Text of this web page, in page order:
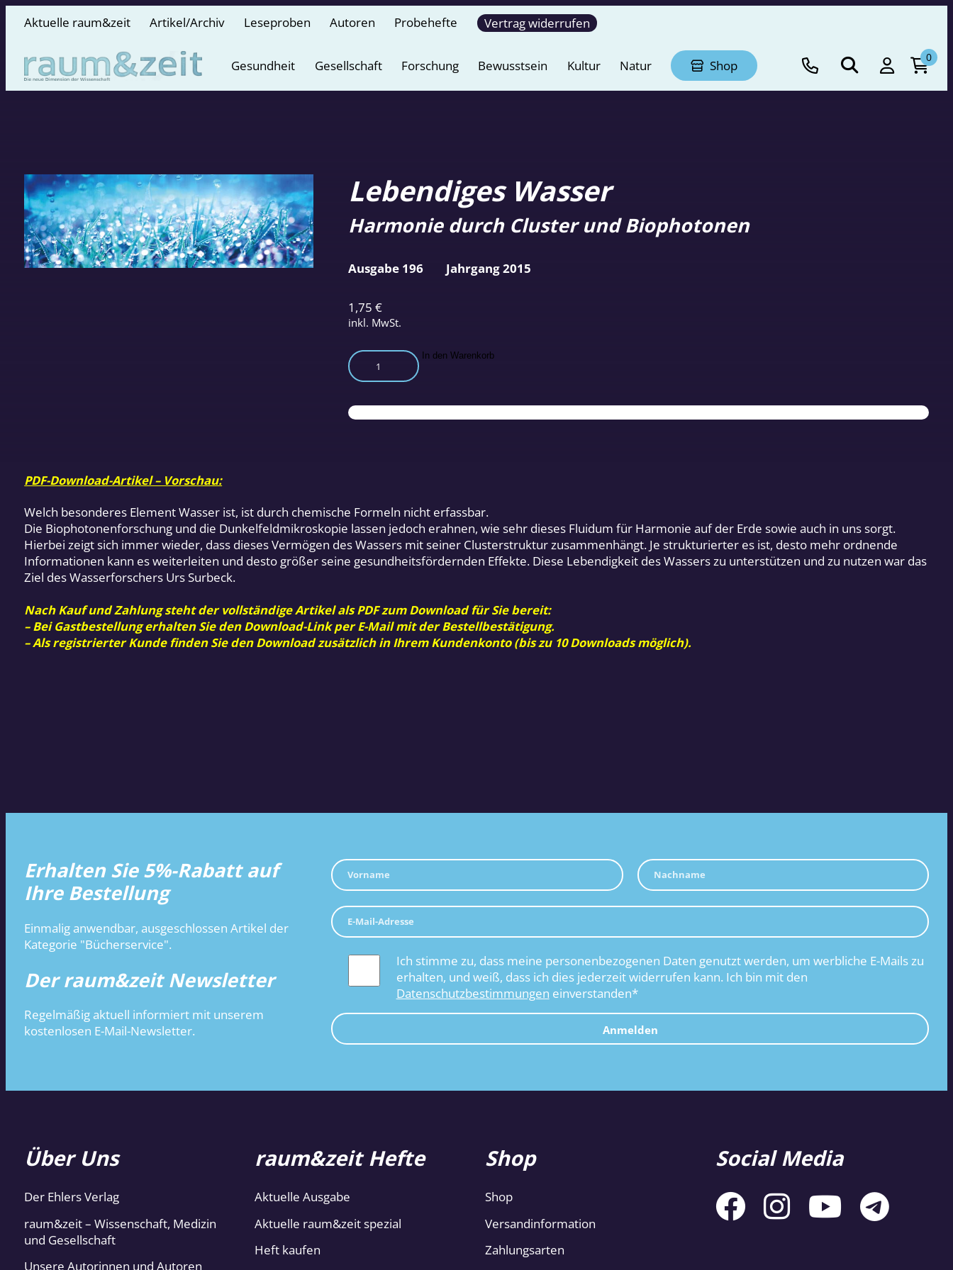
Aktuelle raum&zeit Artikel/Archiv Leseproben Autoren Probehefte Vertrag widerrufen
Gesundheit Gesellschaft Forschung Bewusstsein Kultur Natur Shop
0
Lebendiges Wasser
1,75 €
inkl. MwSt.
Harmonie durch Cluster und Biophotonen
Lebendiges
Wasser
In den Warenkorb
Ausgabe 196 Jahrgang 2015
PDF-Download-Artikel – Vorschau:
Welch besonderes Element Wasser ist, ist durch chemische Formeln nicht erfassbar.
Die Biophotonenforschung und die Dunkelfeldmikroskopie lassen jedoch erahnen, wie sehr dieses Fluidum für Harmonie auf der Erde sowie auch in uns sorgt.
Hierbei zeigt sich immer wieder, dass dieses Vermögen des Wassers mit seiner Clusterstruktur zusammenhängt. Je strukturierter es ist, desto mehr ordnende
Informationen kann es weiterleiten und desto größer seine gesundheitsfördernden Effekte. Diese Lebendigkeit des Wassers zu unterstützen und zu nutzen war das
Ziel des Wasserforschers Urs Surbeck.
Nach Kauf und Zahlung steht der vollständige Artikel als PDF zum Download für Sie bereit:
– Bei Gastbestellung erhalten Sie den Download-Link per E-Mail mit der Bestellbestätigung.
– Als registrierter Kunde finden Sie den Download zusätzlich in Ihrem Kundenkonto (bis zu 10 Downloads möglich).
Erhalten Sie 5%-Rabatt auf
Ihre Bestellung
Einmalig anwendbar, ausgeschlossen Artikel der
Kategorie "Bücherservice".
Der raum&zeit Newsletter
Regelmäßig aktuell informiert mit unserem
kostenlosen E-Mail-Newsletter.
Ich stimme zu, dass meine personenbezogenen Daten genutzt werden, um werbliche E-Mails zu
erhalten, und weiß, dass ich dies jederzeit widerrufen kann. Ich bin mit den
Datenschutzbestimmungen einverstanden*
Anmelden
Über Uns
Der Ehlers Verlag
raum&zeit – Wissenschaft, Medizin
und Gesellschaft
Unsere Autorinnen und Autoren
raum&zeit Hefte
Aktuelle Ausgabe
Aktuelle raum&zeit spezial
Heft kaufen
Shop
Shop
Versandinformation
Zahlungsarten
Social Media